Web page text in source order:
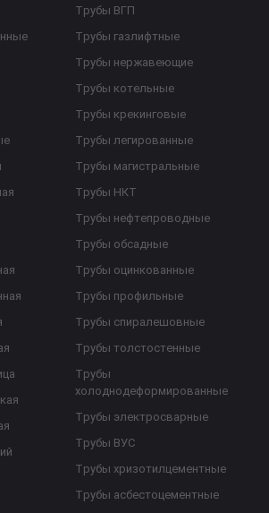
Трубы ВГП
Трубы газлифтные
Трубы нержавеющие
Трубы котельные
Трубы крекинговые
Трубы легированные
Трубы магистральные
Трубы НКТ
Трубы нефтепроводные
Трубы обсадные
Трубы оцинкованные
Трубы профильные
Трубы спиралешовные
Трубы толстостенные
Трубы
холоднодеформированные
Трубы электросварные
Трубы ВУС
Трубы хризотилцементные
Трубы асбестоцементные